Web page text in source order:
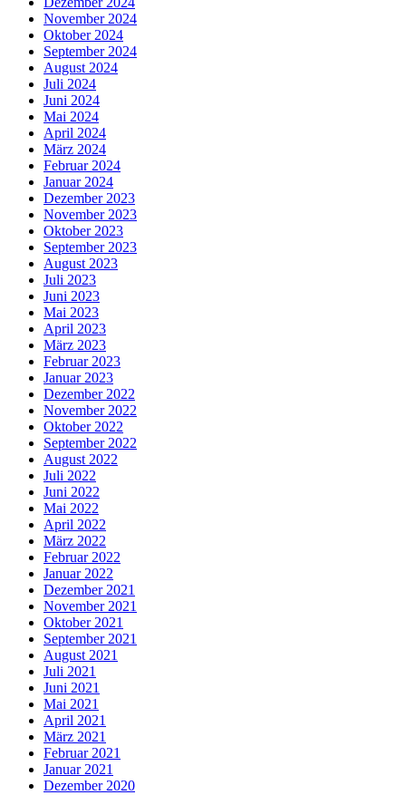
November 2024
Oktober 2024
September 2024
August 2024
Juli 2024
Juni 2024
Mai 2024
April 2024
März 2024
Februar 2024
Januar 2024
Dezember 2023
November 2023
Oktober 2023
September 2023
August 2023
Juli 2023
Juni 2023
Mai 2023
April 2023
März 2023
Februar 2023
Januar 2023
Dezember 2022
November 2022
Oktober 2022
September 2022
August 2022
Juli 2022
Juni 2022
Mai 2022
April 2022
März 2022
Februar 2022
Januar 2022
Dezember 2021
November 2021
Oktober 2021
September 2021
August 2021
Juli 2021
Juni 2021
Mai 2021
April 2021
März 2021
Februar 2021
Januar 2021
Dezember 2020